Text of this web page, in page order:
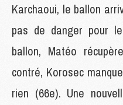
Karchaoui, le ballon
pas de danger pour
ballon, Matéo
contré, Korosec
rien (66e). Une